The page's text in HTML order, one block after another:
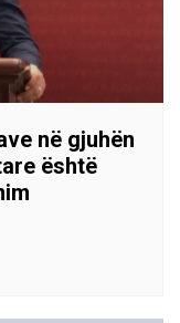
në gjuhën
është